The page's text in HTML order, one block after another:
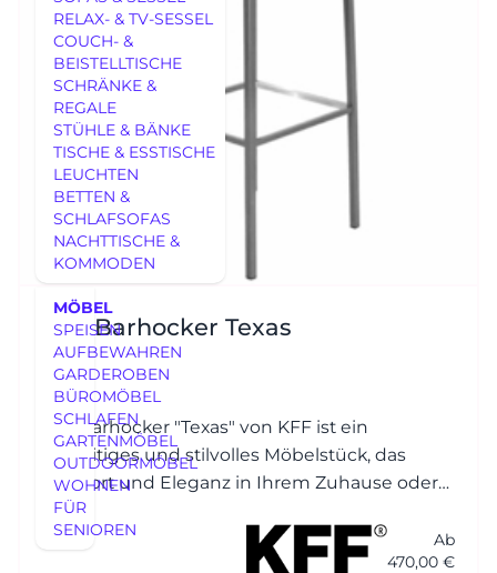
RELAX- & TV-SESSEL
COUCH- &
BEISTELLTISCHE
SCHRÄNKE &
REGALE
STÜHLE & BÄNKE
TISCHE & ESSTISCHE
LEUCHTEN
BETTEN &
SCHLAFSOFAS
NACHTTISCHE &
KOMMODEN
MÖBEL
MÖBEL
SPEISEN
AUFBEWAHREN
GARDEROBEN
BÜROMÖBEL
SCHLAFEN
GARTENMÖBEL
OUTDOORMÖBEL
WOHNEN
FÜR
SENIOREN
KFF Barhocker Texas
Der Barhocker "Texas" von KFF ist ein
vielseitiges und stilvolles Möbelstück, das
Komfort und Eleganz in Ihrem Zuhause oder
in gewerblichen Räumen bietet.
Ab
470,00 €